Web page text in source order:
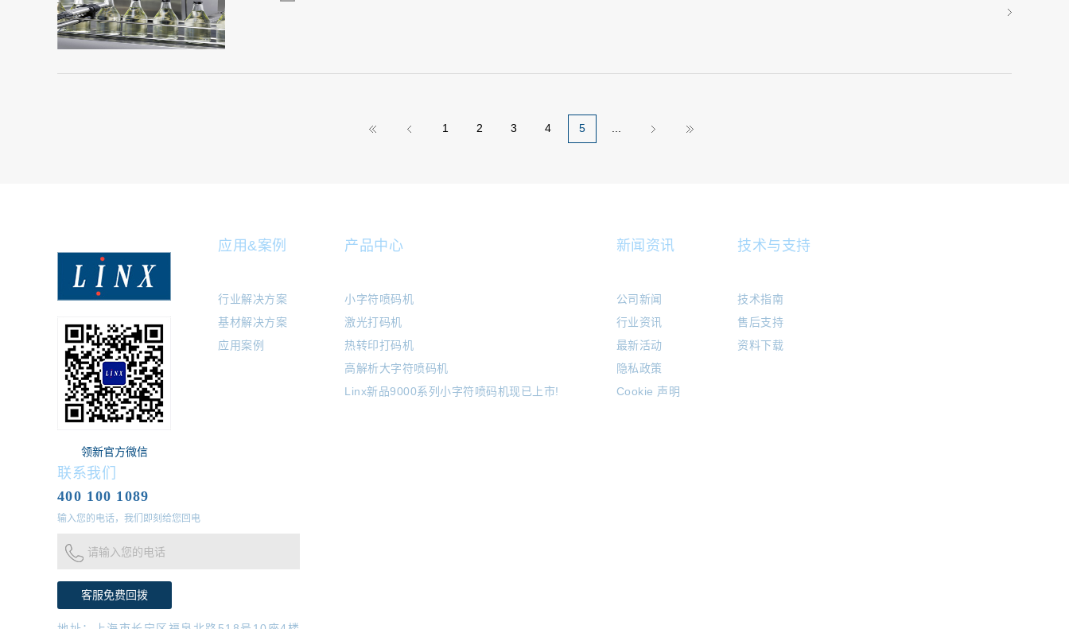
1 2 3 4 5
领新官方微信
应用&案例
行业解决方案
基材解决方案
应用案例
产品中心
小字符喷码机
激光打码机
热转印打码机
高解析大字符喷码机
Linx新品9000系列小字符喷码机现已上市!
新闻资讯
公司新闻
行业资讯
最新活动
隐私政策
Cookie 声明
技术与支持
技术指南
售后支持
资料下载
联系我们
400 100 1089
输入您的电话，我们即刻给您回电
请输入您的电话